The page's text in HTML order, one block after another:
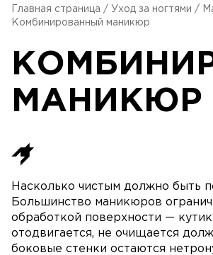
Главная страница / Уход за ногтями /
Комбинированный маникюр
МАНИКЮР
Насколько чистым должно быть
Большинство маникюров
обработкой поверхности —
отодвигается, не очищается
боковые стенки остаются